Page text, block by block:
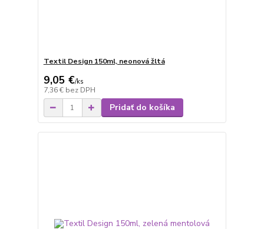
Textil Design 150ml, neonová žltá
9,05 €/ks
7,36 € bez DPH
Pridať do košíka